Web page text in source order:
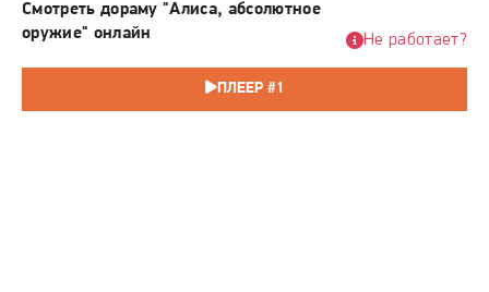
существование на грани выживания, в мире, где доверие
— смертельный риск, а любовь может стать либо
спасением, либо приговором.
Смотреть дораму "Алиса, абсолютное
оружие" онлайн
ПЛЕЕР #1
Не работает?